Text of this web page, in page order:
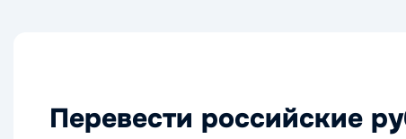
Перевести российские